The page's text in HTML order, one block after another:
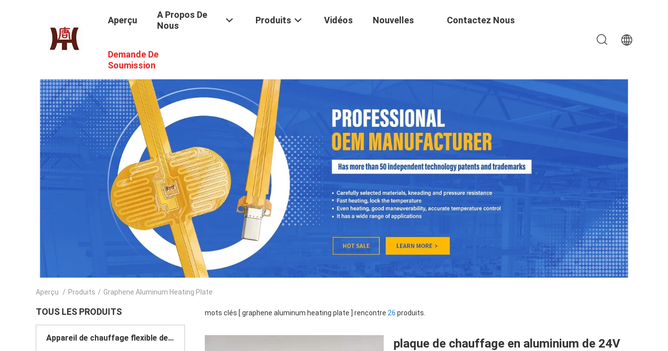
Aperçu
A Propos De
Nous
Produits Vidéos Nouvelles Contactez Nous
Demande De
Soumission
Aperçu / Produits / Graphene Aluminum Heating Plate
TOUS LES PRODUITS
Appareil de chauffage flexible de film
mots clés [ graphene aluminum heating plate ] rencontre 26 produits.
plaque de chauffage en aluminium de 24V